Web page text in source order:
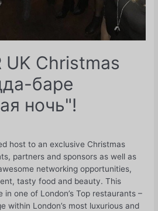
UK Christmas
баре
ночь"!
host to an exclusive Christmas
partners and sponsors as well as
networking opportunities,
tasty food and beauty. This
one of London’s Top restaurants –
within London’s most luxurious and